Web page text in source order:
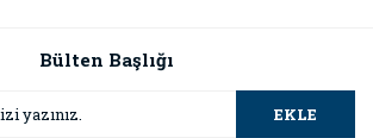
Bülten Başlığı
EKLE